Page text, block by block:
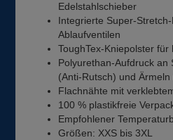
Edelstahlschieber
Integrierte Super-
Ablaufventilen
ToughTex-Kniepolster
Polyurethan-Aufdruck an
(Anti-Rutsch) und
Flachnähte mit
100 % plastikfreie
Empfohlener
Größen: XXS bis 3XL